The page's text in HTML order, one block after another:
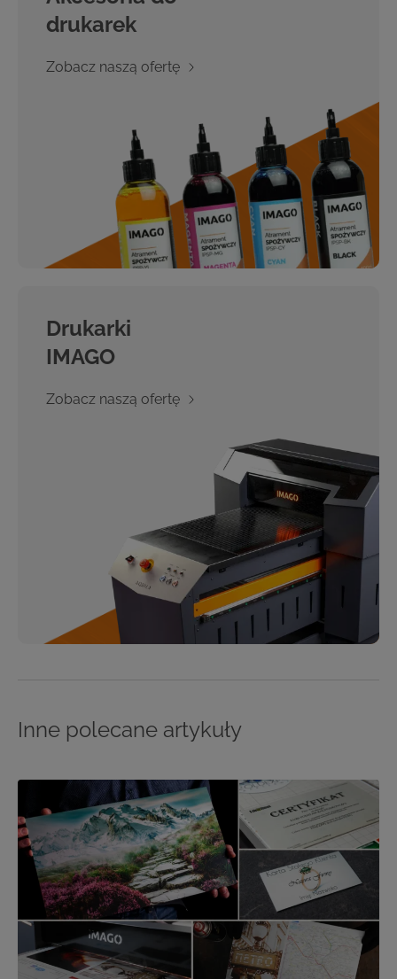
drukarek
Zobacz naszą ofertę
Drukarki
IMAGO
Zobacz naszą ofertę
Inne polecane artykuły